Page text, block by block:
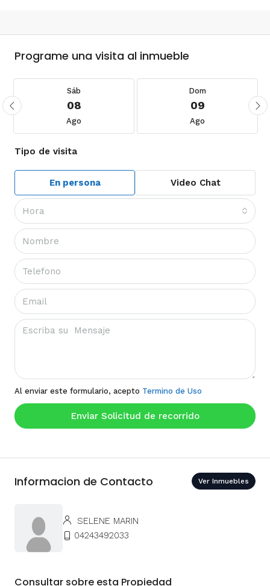
Programe una visita al inmueble
Sáb
08
Ago
Dom
09
Ago
Tipo de visita
En persona Video Chat
Hora
Al enviar este formulario, acepto Termino de Uso
Enviar Solicitud de recorrido
Informacion de Contacto Ver Inmuebles
SELENE MARIN
04243492033
Consultar sobre esta Propiedad